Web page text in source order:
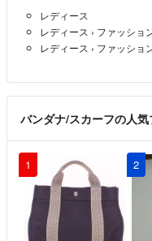
レディース
レディース › ファッショ
レディース › ファッショ
バンダナ/スカーフの人
1 2